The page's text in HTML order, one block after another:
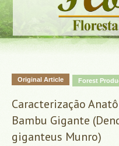
Original Article Forest
Caracterização
Bambu Gigante
giganteus Munro)